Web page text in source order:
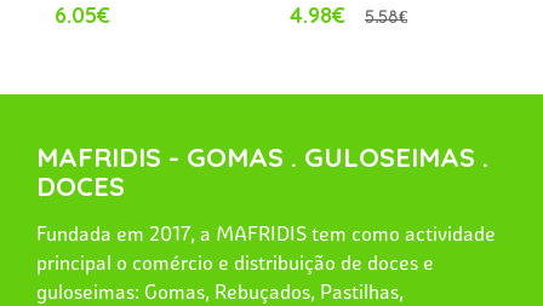
6.05€ 4.98€ 5.58€
MAFRIDIS - GOMAS . GULOSEIMAS .
DOCES
Fundada em 2017, a MAFRIDIS tem como actividade
principal o comércio e distribuição de doces e
guloseimas: Gomas, Rebuçados, Pastilhas,